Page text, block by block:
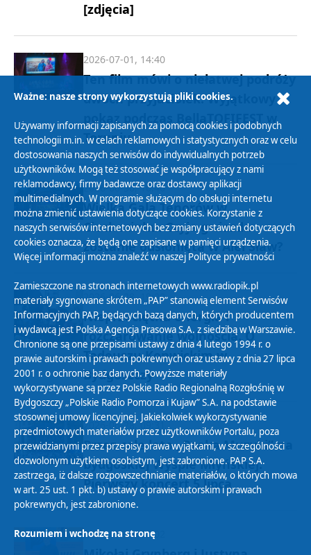
[zdjęcia]
Ten film mówi o niełatwej podróży
dwóch przyjaciółek. Wyjątkowy
pokaz podczas BellaTOFIFEST w
Toruniu
2026-07-01, 14:40
Wielka Gala Tenorów w
Ciechocinku. Czyja gwiazda
zostanie odsłonięta w Alei Sław?
2026-06-30, 10:40
Nieprzeciętna energia i
rozczarowanie wolnością. O
Tadeuszu Konwickim w
Bydgoszczy
2026-06-28, 19:20
Przez całe lato „Rzeka Muzyki” na
bydgoskiej Wyspie Młyńskiej.
Pierwszy koncert 5 lipca
2026-06-28, 09:31
2026-06-28, 08:02
Ważne: nasze strony wykorzystują pliki cookies.
Używamy informacji zapisanych za pomocą cookies i podobnych
technologii m.in. w celach reklamowych i statystycznych oraz w celu
dostosowania naszych serwisów do indywidualnych potrzeb
użytkowników. Mogą też stosować je współpracujący z nami
reklamodawcy, firmy badawcze oraz dostawcy aplikacji
multimedialnych. W programie służącym do obsługi internetu
można zmienić ustawienia dotyczące cookies. Korzystanie z
naszych serwisów internetowych bez zmiany ustawień dotyczących
cookies oznacza, że będą one zapisane w pamięci urządzenia.
Więcej informacji można znaleźć w naszej Polityce prywatności
Zamieszczone na stronach internetowych www.radiopik.pl
materiały sygnowane skrótem „PAP” stanowią element Serwisów
Informacyjnych PAP, będących bazą danych, których producentem
i wydawcą jest Polska Agencja Prasowa S.A. z siedzibą w Warszawie.
Chronione są one przepisami ustawy z dnia 4 lutego 1994 r. o
prawie autorskim i prawach pokrewnych oraz ustawy z dnia 27 lipca
2001 r. o ochronie baz danych. Powyższe materiały
wykorzystywane są przez Polskie Radio Regionalną Rozgłośnię w
Bydgoszczy „Polskie Radio Pomorza i Kujaw” S.A. na podstawie
stosownej umowy licencyjnej. Jakiekolwiek wykorzystywanie
przedmiotowych materiałów przez użytkowników Portalu, poza
przewidzianymi przez przepisy prawa wyjątkami, w szczególności
dozwolonym użytkiem osobistym, jest zabronione. PAP S.A.
zastrzega, iż dalsze rozpowszechnianie materiałów, o których mowa
w art. 25 ust. 1 pkt. b) ustawy o prawie autorskim i prawach
pokrewnych, jest zabronione.
Rozumiem i wchodzę na stronę